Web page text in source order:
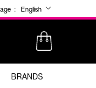
: English
BRANDS